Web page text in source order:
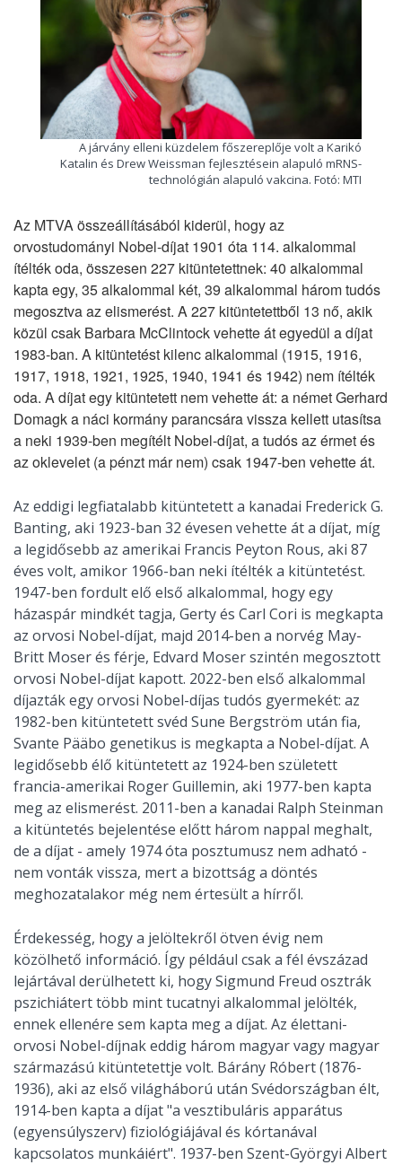
A járvány elleni küzdelem főszereplője volt a Karikó
Katalin és Drew Weissman fejlesztésein alapuló mRNS-
technológián alapuló vakcina. Fotó: MTI
Az MTVA összeállításából kiderül, hogy az
orvostudományi Nobel-díjat 1901 óta 114. alkalommal
ítélték oda, összesen 227 kitüntetettnek: 40 alkalommal
kapta egy, 35 alkalommal két, 39 alkalommal három tudós
megosztva az elismerést. A 227 kitüntetettből 13 nő, akik
közül csak Barbara McClintock vehette át egyedül a díjat
1983-ban. A kitüntetést kilenc alkalommal (1915, 1916,
1917, 1918, 1921, 1925, 1940, 1941 és 1942) nem ítélték
oda. A díjat egy kitüntetett nem vehette át: a német Gerhard
Domagk a náci kormány parancsára vissza kellett utasítsa
a neki 1939-ben megítélt Nobel-díjat, a tudós az érmet és
az oklevelet (a pénzt már nem) csak 1947-ben vehette át.
Az eddigi legfiatalabb kitüntetett a kanadai Frederick G.
Banting, aki 1923-ban 32 évesen vehette át a díjat, míg
a legidősebb az amerikai Francis Peyton Rous, aki 87
éves volt, amikor 1966-ban neki ítélték a kitüntetést.
1947-ben fordult elő első alkalommal, hogy egy
házaspár mindkét tagja, Gerty és Carl Cori is megkapta
az orvosi Nobel-díjat, majd 2014-ben a norvég May-
Britt Moser és férje, Edvard Moser szintén megosztott
orvosi Nobel-díjat kapott. 2022-ben első alkalommal
díjazták egy orvosi Nobel-díjas tudós gyermekét: az
1982-ben kitüntetett svéd Sune Bergström után fia,
Svante Pääbo genetikus is megkapta a Nobel-díjat. A
legidősebb élő kitüntetett az 1924-ben született
francia-amerikai Roger Guillemin, aki 1977-ben kapta
meg az elismerést. 2011-ben a kanadai Ralph Steinman
a kitüntetés bejelentése előtt három nappal meghalt,
de a díjat - amely 1974 óta posztumusz nem adható -
nem vonták vissza, mert a bizottság a döntés
meghozatalakor még nem értesült a hírről.
Érdekesség, hogy a jelöltekről ötven évig nem
közölhető információ. Így például csak a fél évszázad
lejártával derülhetett ki, hogy Sigmund Freud osztrák
pszichiátert több mint tucatnyi alkalommal jelölték,
ennek ellenére sem kapta meg a díjat. Az élettani-
orvosi Nobel-díjnak eddig három magyar vagy magyar
származású kitüntetettje volt. Bárány Róbert (1876-
1936), aki az első világháború után Svédországban élt,
1914-ben kapta a díjat "a vesztibuláris apparátus
(egyensúlyszerv) fiziológiájával és kórtanával
kapcsolatos munkáiért". 1937-ben Szent-Györgyi Albert